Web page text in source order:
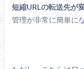
短縮URLの転送先が
管理が非常に簡単に